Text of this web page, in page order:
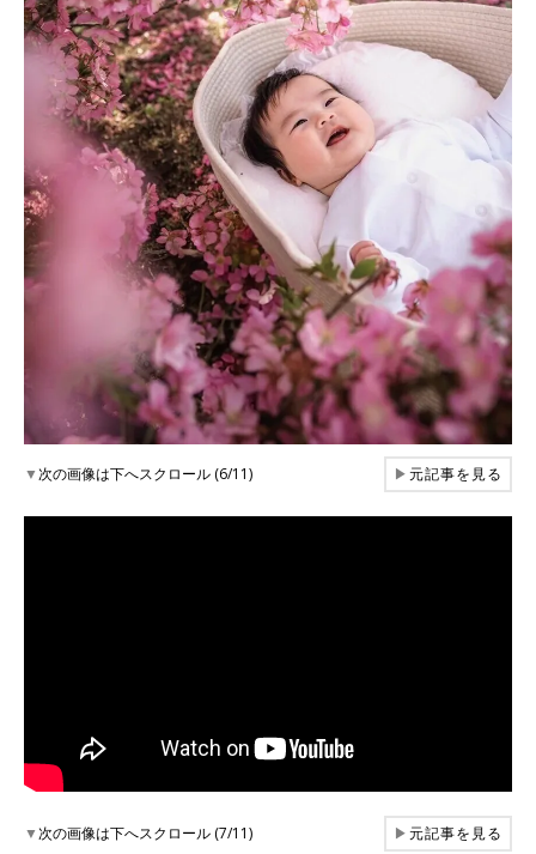
▼次の画像は下へスクロール (6/11) ▶元記事を見る
▼次の画像は下へスクロール (7/11) ▶元記事を見る